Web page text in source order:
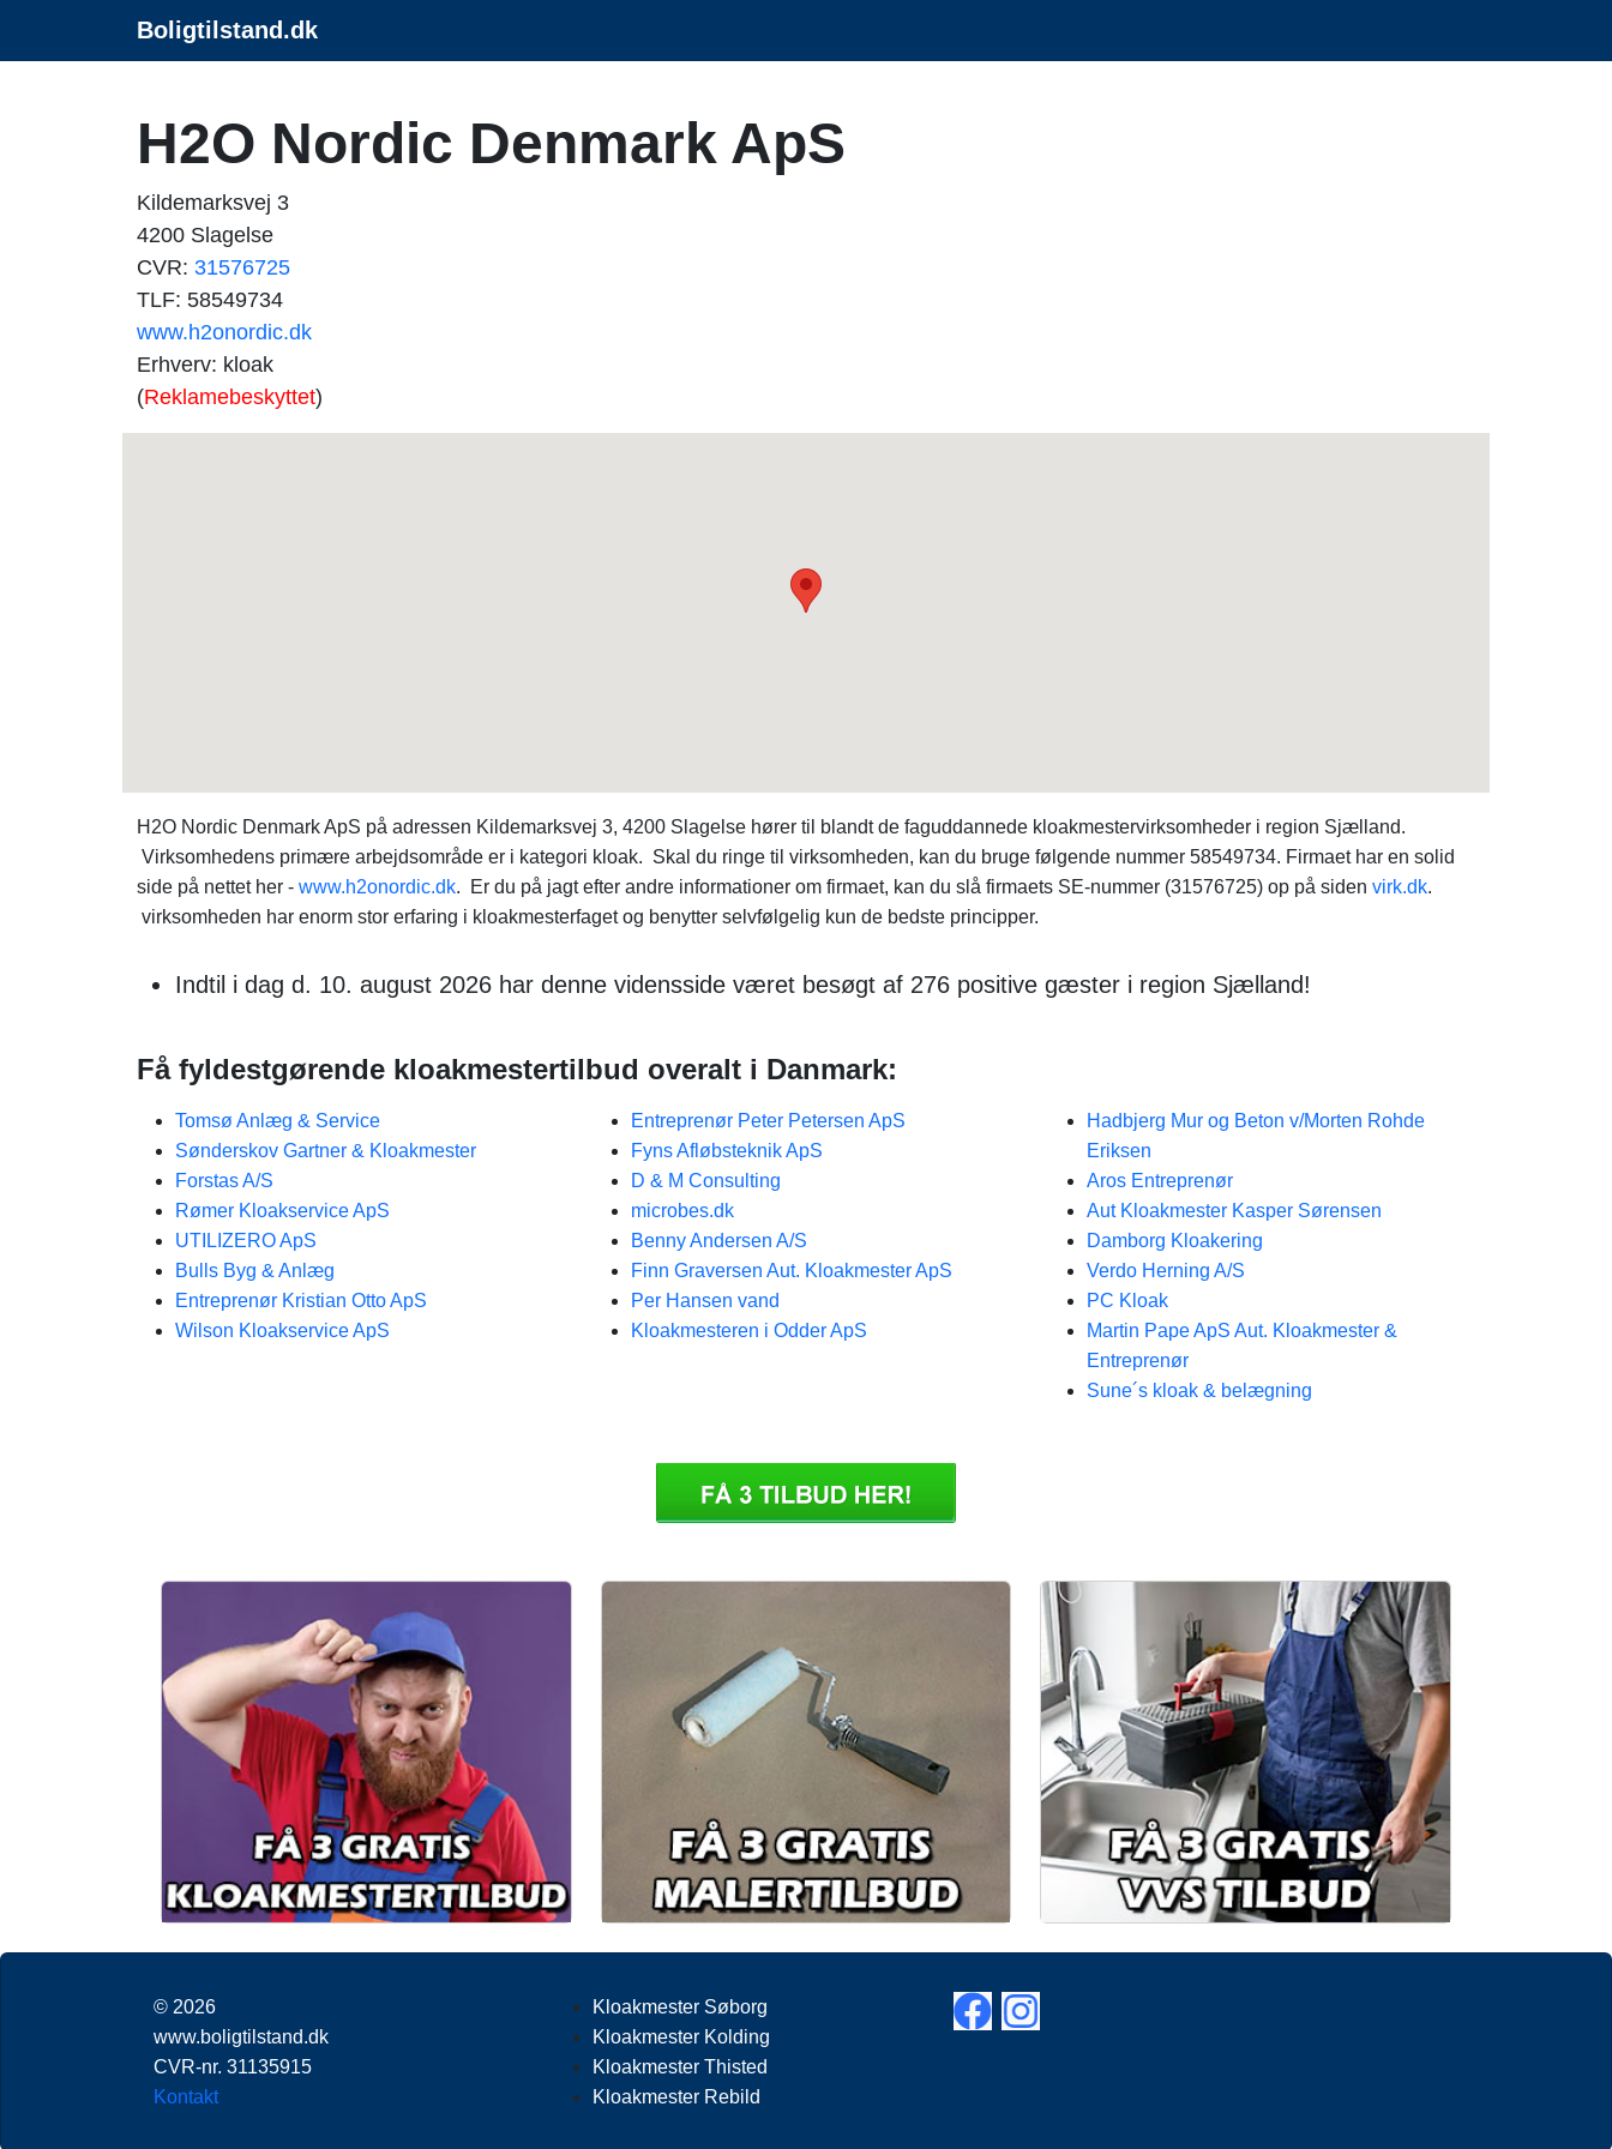
Boligtilstand.dk
H2O Nordic Denmark ApS
Kildemarksvej 3
4200 Slagelse
CVR: 31576725
TLF: 58549734
www.h2onordic.dk
Erhverv: kloak
(Reklamebeskyttet)
H2O Nordic Denmark ApS på adressen Kildemarksvej 3, 4200 Slagelse hører til blandt de faguddannede kloakmestervirksomheder i region Sjælland.
Virksomhedens primære arbejdsområde er i kategori kloak. Skal du ringe til virksomheden, kan du bruge følgende nummer 58549734. Firmaet har en solid
side på nettet her - www.h2onordic.dk. Er du på jagt efter andre informationer om firmaet, kan du slå firmaets SE-nummer (31576725) op på siden virk.dk.
virksomheden har enorm stor erfaring i kloakmesterfaget og benytter selvfølgelig kun de bedste principper.
Indtil i dag d. 10. august 2026 har denne vidensside været besøgt af 276 positive gæster i region Sjælland!
Få fyldestgørende kloakmestertilbud overalt i Danmark:
Tomsø Anlæg & Service
Sønderskov Gartner & Kloakmester
Forstas A/S
Rømer Kloakservice ApS
UTILIZERO ApS
Bulls Byg & Anlæg
Entreprenør Kristian Otto ApS
Wilson Kloakservice ApS
Entreprenør Peter Petersen ApS
Fyns Afløbsteknik ApS
D & M Consulting
microbes.dk
Benny Andersen A/S
Finn Graversen Aut. Kloakmester ApS
Per Hansen vand
Kloakmesteren i Odder ApS
Hadbjerg Mur og Beton v/Morten Rohde
Eriksen
Aros Entreprenør
Aut Kloakmester Kasper Sørensen
Damborg Kloakering
Verdo Herning A/S
PC Kloak
Martin Pape ApS Aut. Kloakmester &
Entreprenør
Sune´s kloak & belægning
© 2026
www.boligtilstand.dk
CVR-nr. 31135915
Kontakt
Kloakmester Søborg
Kloakmester Kolding
Kloakmester Thisted
Kloakmester Rebild